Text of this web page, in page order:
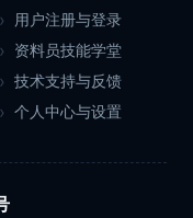
用户注册与登录
资料员技能学堂
技术支持与反馈
个人中心与设置